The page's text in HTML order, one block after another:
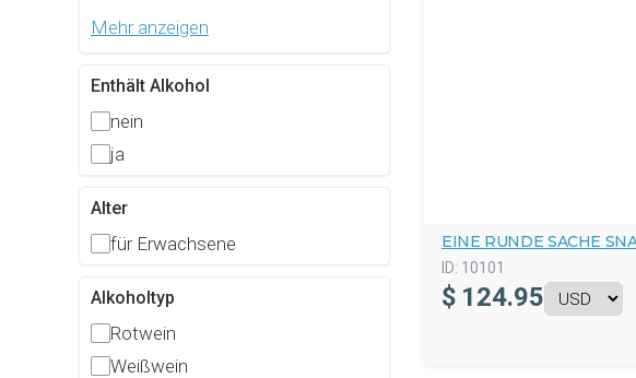
Mehr anzeigen
Enthält Alkohol
nein
ja
Alter
für Erwachsene
Alkoholtyp
Rotwein
Weißwein
EINE RUNDE SACHE
ID: 10101
$ 124.95